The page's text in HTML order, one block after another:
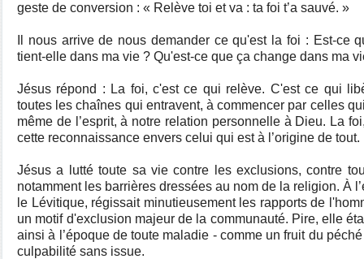
geste de conversion : « Relève toi et va : ta foi t’a sauvé. »
Il nous arrive de nous demander ce qu'est la foi : Est-ce
tient-elle dans ma vie ? Qu'est-ce que ça change dans ma
Jésus répond : La foi, c'est ce qui relève. C'est ce qui
toutes les chaînes qui entravent, à commencer par celles
même de l’esprit, à notre relation personnelle à Dieu. La
cette reconnaissance envers celui qui est à l’origine de tout.
Jésus a lutté toute sa vie contre les exclusions, contre
notamment les barrières dressées au nom de la religion. À
le Lévitique, régissait minutieusement les rapports de
un motif d'exclusion majeur de la communauté. Pire, elle
ainsi à l’époque de toute maladie - comme un fruit du
culpabilité sans issue.